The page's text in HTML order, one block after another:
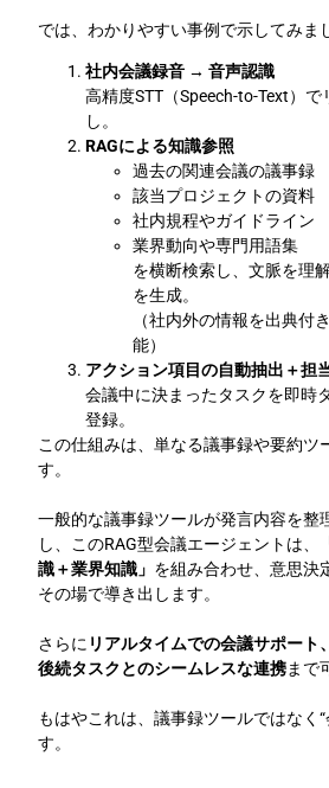
では、わかりやすい事例で示してみま
社内会議録音 → 音声認識
高精度STT（Speech-to-Text）
し。
RAGによる知識参照
過去の関連会議の議事録
該当プロジェクトの資料
社内規程やガイドライン
業界動向や専門用語集
を横断検索し、文脈を理
を生成。
（社内外の情報を出典付
能）
アクション項目の自動抽出＋担
会議中に決まったタスクを即時
登録。
この仕組みは、単なる議事録や要約ツ
す。
一般的な議事録ツールが発言内容を整
し、このRAG型会議エージェントは、
識＋業界知識」 を組み合わせ、意思決
その場で導き出します。
さらに リアルタイムでの会議サポート
後続タスクとのシームレスな連携まで
もはやこれは、議事録ツールではなく
す。